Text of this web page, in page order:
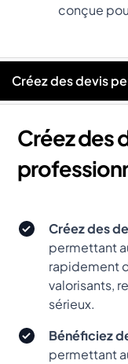
conçue
Créez des devis
Créez des
Créez des
permettant
rapidement
valorisants,
sérieux.
Bénéficiez
permettant